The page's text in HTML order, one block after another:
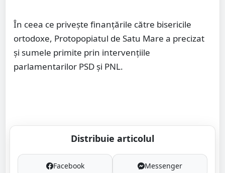
În ceea ce privește finanțările către bisericile
ortodoxe, Protopopiatul de Satu Mare a precizat
și sumele primite prin intervențiile
parlamentarilor PSD și PNL.
Distribuie articolul
Facebook Messenger